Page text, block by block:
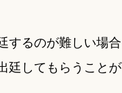
するのが難しい場
してもらうことが